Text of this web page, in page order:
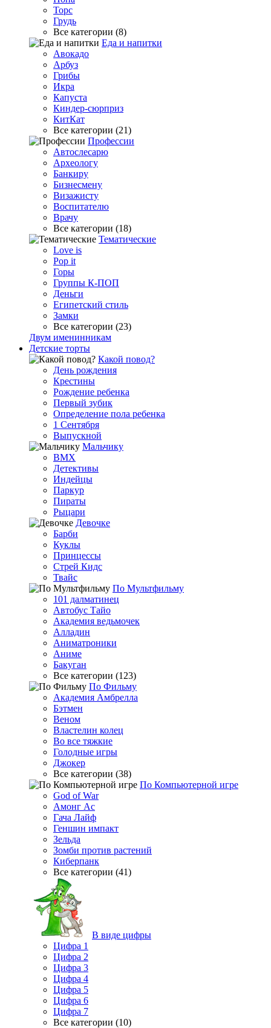
Торс
Грудь
Все категории (8)
Еда и напитки
Авокадо
Арбуз
Грибы
Икра
Капуста
Киндер-сюрприз
КитКат
Все категории (21)
Профессии
Автослесарю
Археологу
Банкиру
Бизнесмену
Визажисту
Воспитателю
Врачу
Все категории (18)
Тематические
Love is
Pop it
Горы
Группы К-ПОП
Деньги
Египетский стиль
Замки
Все категории (23)
Двум именинникам
Детские торты
Какой повод?
День рождения
Крестины
Рождение ребенка
Первый зубик
Определение пола ребенка
1 Сентября
Выпускной
Мальчику
BMX
Детективы
Индейцы
Паркур
Пираты
Рыцари
Девочке
Барби
Куклы
Принцессы
Стрей Кидс
Твайс
По Мультфильму
101 далматинец
Автобус Тайо
Академия ведьмочек
Алладин
Аниматроники
Аниме
Бакуган
Все категории (123)
По Фильму
Академия Амбрелла
Бэтмен
Веном
Властелин колец
Во все тяжкие
Голодные игры
Джокер
Все категории (38)
По Компьютерной игре
God of War
Амонг Ас
Гача Лайф
Геншин импакт
Зельда
Зомби против растений
Киберпанк
Все категории (41)
В виде цифры
Цифра 1
Цифра 2
Цифра 3
Цифра 4
Цифра 5
Цифра 6
Цифра 7
Все категории (10)